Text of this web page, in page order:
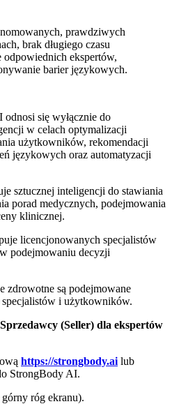
prawdziwych
brak długiego czasu
odpowiednich ekspertów,
barier językowych.
się wyłącznie do
w celach optymalizacji
użytkowników, rekomendacji
językowych oraz automatyzacji
sztucznej inteligencji do stawiania
porad medycznych, podejmowania
klinicznej.
licencjonowanych specjalistów
podejmowaniu decyzji
zdrowotne są podejmowane
i użytkowników.
(Seller) dla ekspertów
https://strongbody.ai lub
StrongBody AI.
róg ekranu).